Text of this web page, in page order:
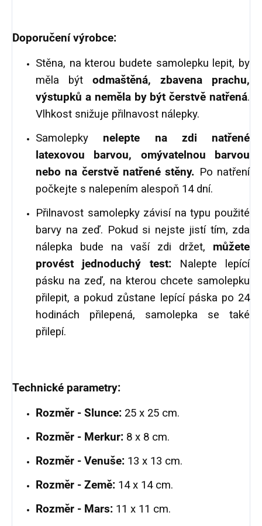
Doporučení výrobce:
Stěna, na kterou budete samolepku lepit, by
měla být odmaštěná, zbavena prachu,
výstupků a neměla by být čerstvě natřená.
Vlhkost snižuje přilnavost nálepky.
Samolepky nelepte na zdi natřené
latexovou barvou, omývatelnou barvou
nebo na čerstvě natřené stěny. Po natření
počkejte s nalepením alespoň 14 dní.
Přilnavost samolepky závisí na typu použité
barvy na zeď. Pokud si nejste jistí tím, zda
nálepka bude na vaší zdi držet, můžete
provést jednoduchý test:Nalepte lepící
pásku na zeď, na kterou chcete samolepku
přilepit, a pokud zůstane lepící páska po 24
hodinách přilepená, samolepka se také
přilepí.
Technické parametry:
Rozměr - Slunce: 25 x 25 cm.
Rozměr - Merkur: 8 x 8 cm.
Rozměr - Venuše: 13 x 13 cm.
Rozměr - Země: 14 x 14 cm.
Rozměr - Mars: 11 x 11 cm.